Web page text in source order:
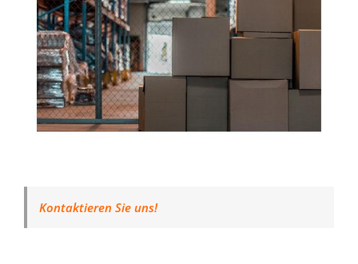
Kontaktieren Sie uns!